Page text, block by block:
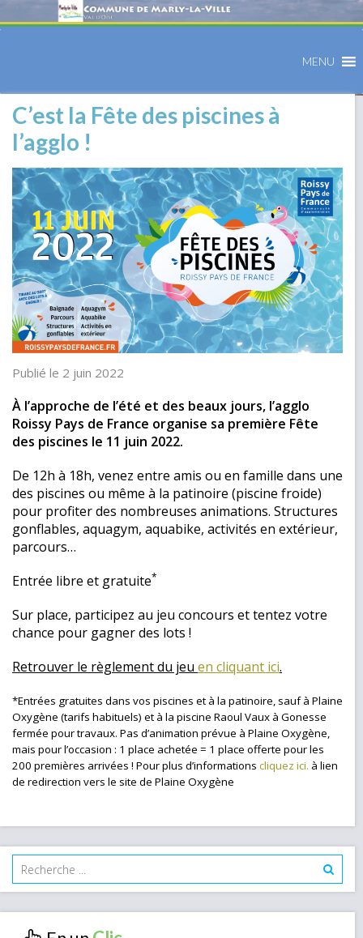
MENU
C’est la Fête des piscines à
l’agglo !
Publié le 2 juin 2022
À l’approche de l’été et des beaux jours, l’agglo
Roissy Pays de France organise sa première Fête
des piscines le 11 juin 2022.
De 12h à 18h, venez entre amis ou en famille dans une
des piscines ou même à la patinoire (piscine froide)
pour profiter des nombreuses animations. Structures
gonflables, aquagym, aquabike, activités en extérieur,
parcours…
Entrée libre et gratuite*
Sur place, participez au jeu concours et tentez votre
chance pour gagner des lots !
Retrouver le règlement du jeu en cliquant ici.
*Entrées gratuites dans vos piscines et à la patinoire, sauf à Plaine
Oxygène (tarifs habituels) et à la piscine Raoul Vaux à Gonesse
fermée pour travaux. Pas d’animation prévue à Plaine Oxygène,
mais pour l’occasion : 1 place achetée = 1 place offerte pour les
200 premières arrivées ! Pour plus d’informations cliquez ici. à lien
de redirection vers le site de Plaine Oxygène